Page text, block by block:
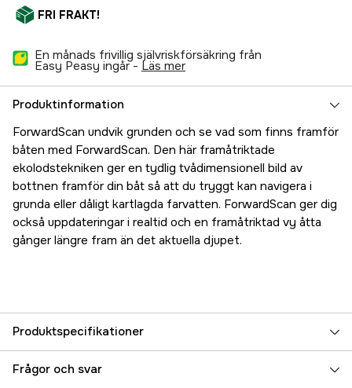
FRI FRAKT!
En månads frivillig självriskförsäkring från
Easy Peasy ingår - läs mer
Produktinformation
ForwardScan undvik grunden och se vad som finns framför
båten med ForwardScan. Den här framåtriktade
ekolodstekniken ger en tydlig tvådimensionell bild av
bottnen framför din båt så att du tryggt kan navigera i
grunda eller dåligt kartlagda farvatten. ForwardScan ger dig
också uppdateringar i realtid och en framåtriktad vy åtta
gånger längre fram än det aktuella djupet.
Produktspecifikationer
Referensnummer 5000018441
Frågor och svar